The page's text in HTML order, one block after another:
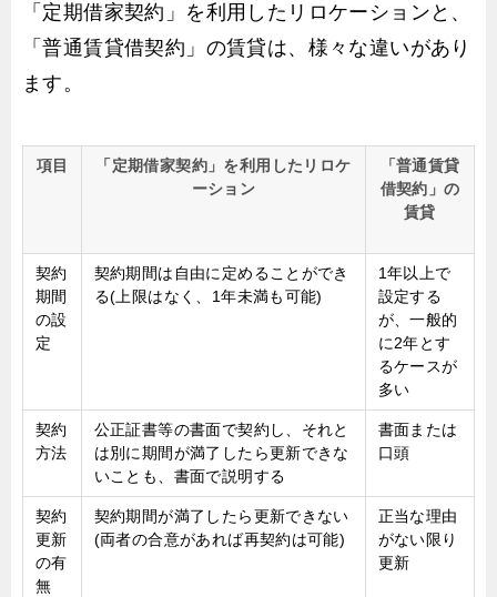
「定期借家契約」を利用したリロケーションと、
「普通賃貸借契約」の賃貸は、様々な違いがあり
ます。
項目
「定期借家契約」を利用したリロケ
ーション
「普通賃貸
借契約」の
賃貸
契約
期間
の設
定
契約期間は自由に定めることができ
る(上限はなく、1年未満も可能)
1年以上で
設定する
が、一般的
に2年とす
るケースが
多い
契約
方法
公正証書等の書面で契約し、それと
は別に期間が満了したら更新できな
いことも、書面で説明する
書面または
口頭
契約
更新
の有
無
契約期間が満了したら更新できない
(両者の合意があれば再契約は可能)
正当な理由
がない限り
更新